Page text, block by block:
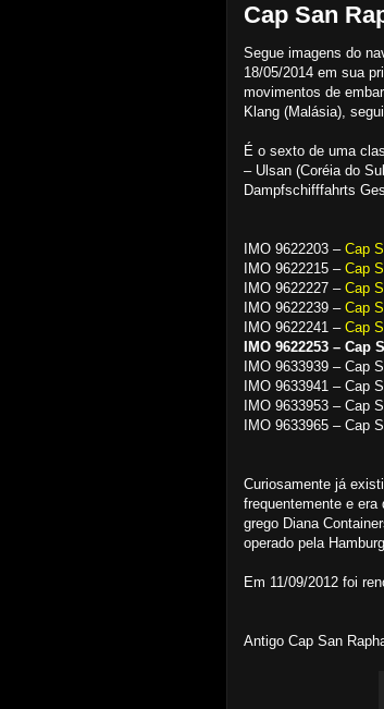
Cap San
Segue imagens do
18/05/2014 em sua
movimentos de
Klang (Malásia),
É o sexto de uma
– Ulsan (Coréia do
Dampfschifffahrts
IMO 9622203 – Cap
IMO 9622215 – Cap
IMO 9622227 – Cap
IMO 9622239 – Cap
IMO 9622241 – Cap
IMO 9622253 – Cap
IMO 9633939 – Cap
IMO 9633941 – Cap
IMO 9633953 – Cap
IMO 9633965 – Cap
Curiosamente já
frequentemente e era
grego Diana
operado pela
Em 11/09/2012 foi
Antigo Cap San